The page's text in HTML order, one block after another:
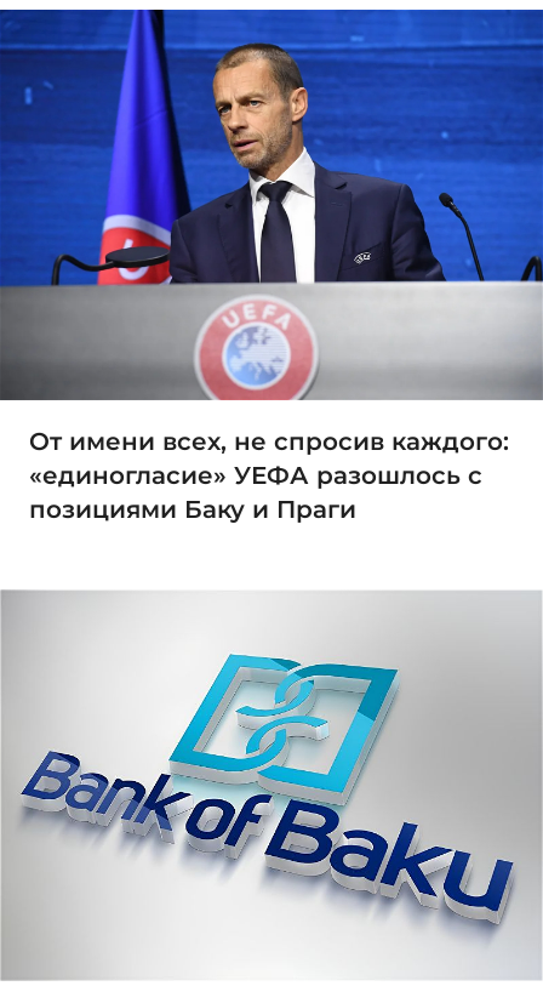
От имени всех, не спросив каждого:
«единогласие» УЕФА разошлось с
позициями Баку и Праги